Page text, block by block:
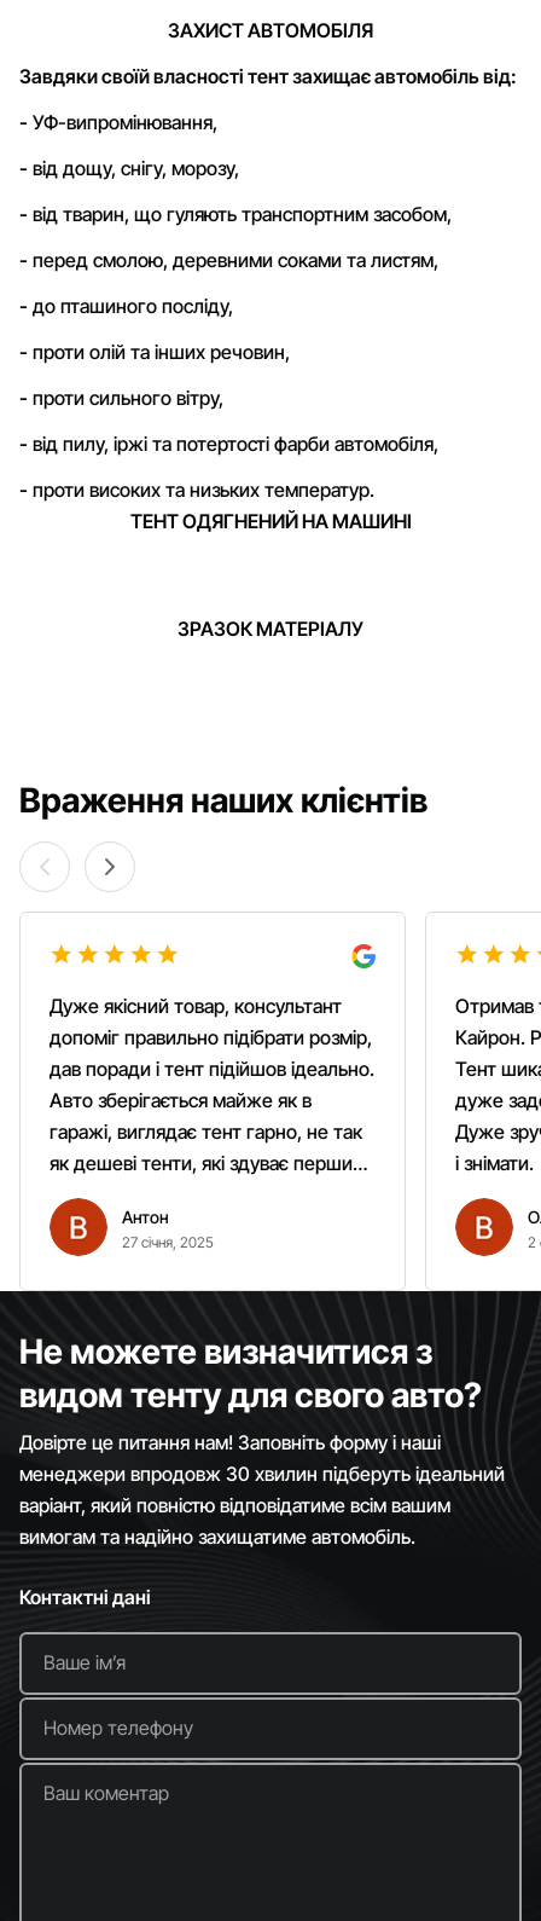
ЗАХИСТ АВТОМОБІЛЯ
Завдяки своїй власності тент захищає автомобіль від:
- УФ-випромінювання,
- від дощу, снігу, морозу,
- від тварин, що гуляють транспортним засобом,
- перед смолою, деревними соками та листям,
- до пташиного посліду,
- проти олій та інших речовин,
- проти сильного вітру,
- від пилу, іржі та потертості фарби автомобіля,
- проти високих та низьких температур.
ТЕНТ ОДЯГНЕНИЙ НА МАШИНІ
ЗРАЗОК МАТЕРІАЛУ
Враження наших клієнтів
Дуже якісний товар, консультант
допоміг правильно підібрати розмір,
дав поради і тент підійшов ідеально.
Авто зберігається майже як в
гаражі, виглядає тент гарно, не так
як дешеві тенти, які здуває першим
вітром. Гарно кріпиться.
Рекомендую однозначно!
Антон
27 січня, 2025
Отримав
Кайрон.
Тент
дуже
Дуже
і знімати.
2
Не можете визначитися з
видом тенту для свого авто?
Довірте це питання нам! Заповніть форму і наші
менеджери впродовж 30 хвилин підберуть ідеальний
варіант, який повністю відповідатиме всім вашим
вимогам та надійно захищатиме автомобіль.
Контактні дані
Ваше імʼя
Номер телефону
Ваш коментар